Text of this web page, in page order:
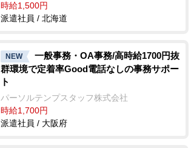
時給1,500円
派遣社員 / 北海道
NEW
一般事務・OA事務/高時給1700円抜
群環境で定着率Good電話なしの事務サポー
ト
パーソルテンプスタッフ株式会社
時給1,700円
派遣社員 / 大阪府